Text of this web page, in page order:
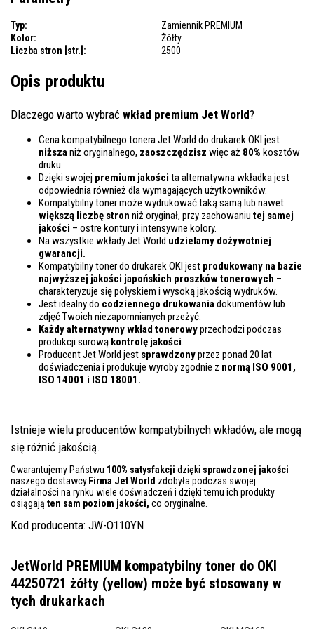
Typ:
Zamiennik PREMIUM
Kolor:
Żółty
Liczba stron [str.]:
2500
Opis produktu
Dlaczego warto wybrać wkład premium Jet World?
Cena kompatybilnego tonera Jet World do drukarek OKI jest
niższaniż oryginalnego, zaoszczędzisz więc aż 80% kosztów
druku.
Dzięki swojej premium jakości ta alternatywna wkładka jest
odpowiednia również dla wymagających użytkowników.
Kompatybilny toner może wydrukować taką samą lub nawet
większą liczbę stron niż oryginał, przy zachowaniu tej samej
jakości – ostre kontury i intensywne kolory.
Na wszystkie wkłady Jet World udzielamy dożywotniej
gwarancji.
Kompatybilny toner do drukarek OKI jest produkowany na bazie
najwyższej jakości japońskich proszków tonerowych –
charakteryzuje się połyskiem i wysoką jakością wydruków.
Jest idealny do codziennego drukowaniadokumentów lub
zdjęć Twoich niezapomnianych przeżyć.
Każdy alternatywny wkład tonerowyprzechodzi podczas
produkcji surową kontrolę jakości.
Producent Jet World jest sprawdzonyprzez ponad 20 lat
doświadczenia i produkuje wyroby zgodnie z normą ISO 9001,
ISO 14001 i ISO 18001.
Istnieje wielu producentów kompatybilnych wkładów, ale mogą
się różnić jakością.
Gwarantujemy Państwu 100% satysfakcji dzięki sprawdzonej jakości
naszego dostawcy. Firma Jet World zdobyła podczas swojej
działalności na rynku wiele doświadczeń i dzięki temu ich produkty
osiągają ten sam poziom jakości, co oryginalne.
Kod producenta: JW-O110YN
JetWorld PREMIUM kompatybilny toner do OKI
44250721 żółty (yellow) może być stosowany w
tych drukarkach